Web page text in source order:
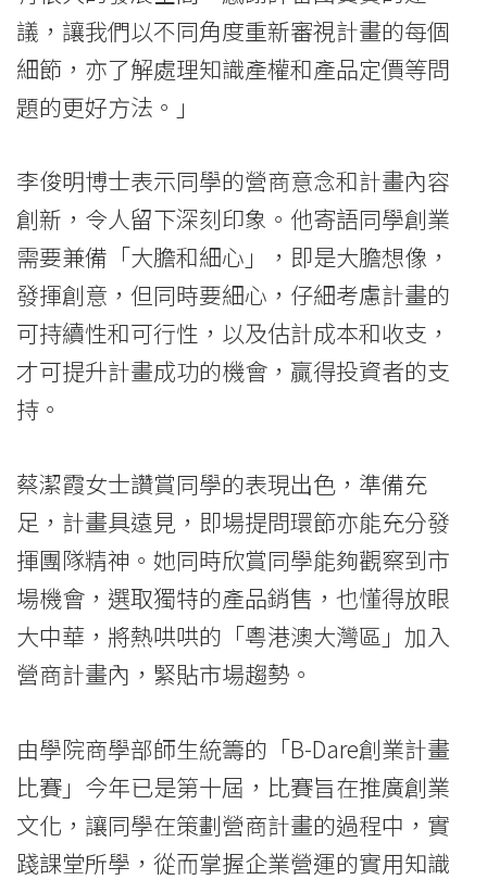
議，讓我們以不同角度重新審視計畫的每個
細節，亦了解處理知識產權和產品定價等問
題的更好方法。」
李俊明博士表示同學的營商意念和計畫內容
創新，令人留下深刻印象。他寄語同學創業
需要兼備「大膽和細心」，即是大膽想像，
發揮創意，但同時要細心，仔細考慮計畫的
可持續性和可行性，以及估計成本和收支，
才可提升計畫成功的機會，贏得投資者的支
持。
蔡潔霞女士讚賞同學的表現出色，準備充
足，計畫具遠見，即場提問環節亦能充分發
揮團隊精神。她同時欣賞同學能夠觀察到市
場機會，選取獨特的產品銷售，也懂得放眼
大中華，將熱哄哄的「粵港澳大灣區」加入
營商計畫內，緊貼市場趨勢。
由學院商學部師生統籌的「B-Dare創業計畫
比賽」今年已是第十屆，比賽旨在推廣創業
文化，讓同學在策劃營商計畫的過程中，實
踐課堂所學，從而掌握企業營運的實用知識